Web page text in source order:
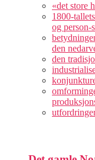
«det store
1800-
og person-
den
den